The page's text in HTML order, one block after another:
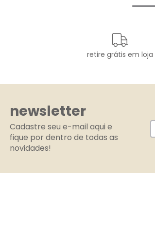
retire grátis em loja
newsletter
Cadastre seu e-mail aqui e
fique por dentro de todas as
novidades!